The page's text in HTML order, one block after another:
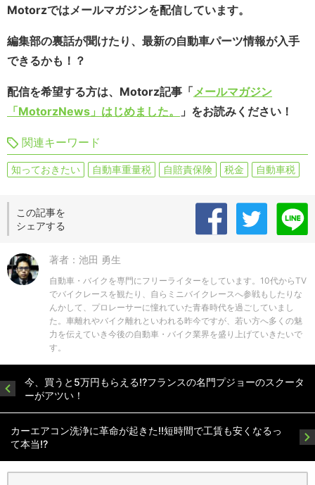
Motorzではメールマガジンを配信しています。
編集部の裏話が聞けたり、最新の自動車パーツ情報が入手
できるかも！？
配信を希望する方は、Motorz記事「メールマガジン
「MotorzNews」はじめました。
」をお読みください！
関連キーワード
知っておきたい 自動車重量税 自賠責保険 税金 自動車税
この記事を
シェアする
著者：池田 勇生
自動車・バイクを専門にフリーライターをしています。10代からTV
でバイクレースを観たり、自らミニバイクレースへ参戦もしたりな
んかして、プロレーサーに憧れていた青春時代を過ごしていまし
た。車離れやバイク離れといわれる昨今ですが、若い方へ多くの魅
力を伝えていき今後の自動車・バイク業界を盛り上げていきたいで
す。
今、買うと5万円もらえる!?フランスの名門プジョーのスクータ
ーがアツい！
カーエアコン洗浄に革命が起きた!!短時間で工賃も安くなるっ
て本当!?